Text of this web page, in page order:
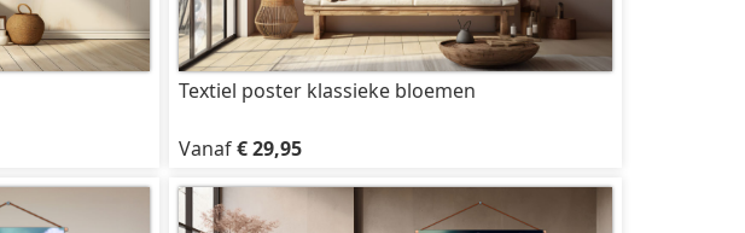
Textiel poster klassieke bloemen
Vanaf€ 29,95